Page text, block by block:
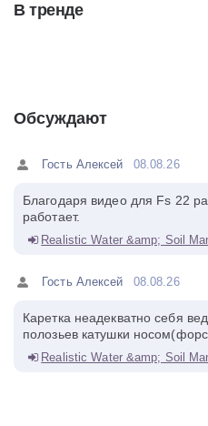
В тренде
Обсуждают
Гость Алексей 08.08.26
Благодаря видео для Fs 22
работает.
Realistic Water &amp; Soil
Гость Алексей 08.08.26
Каретка неадекватно себя
полозьев катушки
Realistic Water &amp; Soil